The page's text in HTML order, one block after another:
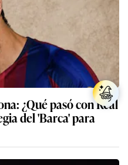
¿Qué pasó con Real
del 'Barca' para